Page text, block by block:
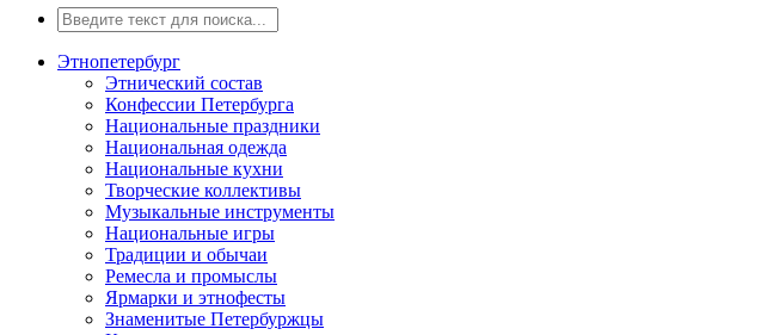
Этнопетербург
Этнический состав
Конфессии Петербурга
Национальные праздники
Национальная одежда
Национальные кухни
Творческие коллективы
Музыкальные инструменты
Национальные игры
Традиции и обычаи
Ремесла и промыслы
Ярмарки и этнофесты
Знаменитые Петербуржцы